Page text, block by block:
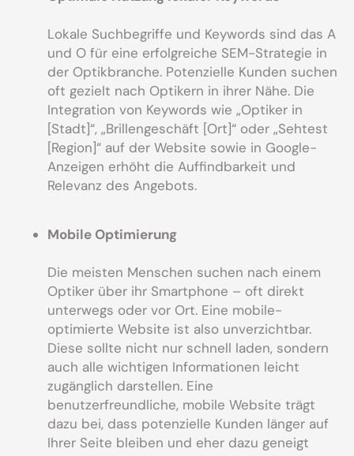
Lokale Suchbegriffe und Keywords sind das A
und O für eine erfolgreiche SEM-Strategie in
der Optikbranche. Potenzielle Kunden suchen
oft gezielt nach Optikern in ihrer Nähe. Die
Integration von Keywords wie „Optiker in
[Stadt]“, „Brillengeschäft [Ort]“ oder „Sehtest
[Region]“ auf der Website sowie in Google-
Anzeigen erhöht die Auffindbarkeit und
Relevanz des Angebots.
Mobile Optimierung
Die meisten Menschen suchen nach einem
Optiker über ihr Smartphone – oft direkt
unterwegs oder vor Ort. Eine mobile-
optimierte Website ist also unverzichtbar.
Diese sollte nicht nur schnell laden, sondern
auch alle wichtigen Informationen leicht
zugänglich darstellen. Eine
benutzerfreundliche, mobile Website trägt
dazu bei, dass potenzielle Kunden länger auf
Ihrer Seite bleiben und eher dazu geneigt